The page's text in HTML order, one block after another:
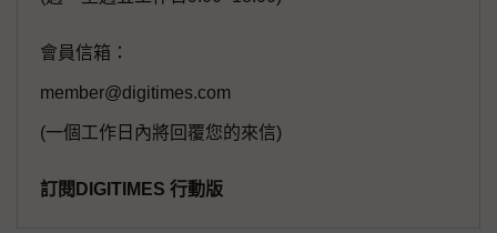
會員信箱：
member@digitimes.com
(一個工作日內將回覆您的來信)
訂閱DIGITIMES 行動版